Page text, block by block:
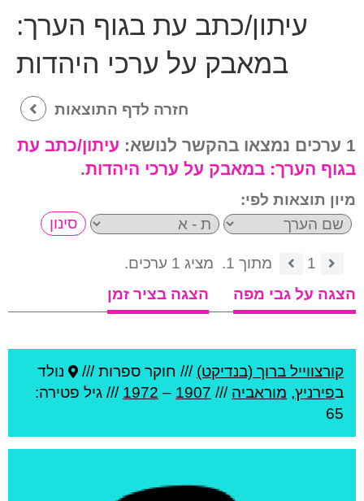
עיתון/כתב עת בגוף הערך:
במאבק על ערכי היהדות
חזרה לדף התוצאות
1 ערכים נמצאו בהקשר לנושא:
עיתון/כתב עת
בגוף הערך: במאבק על ערכי היהדות.
מיון תוצאות לפי:
1 מתוך 1.
מציג 1 ערכים.
הצגה על גבי מפה
הצגה בציר זמן
קורצווייל ברוך (בנדיקט) /// חוקר ספרות ///
נולד
בפירניץ, מוראביה ///
1907
–
1972 /// גיל פטירה:
65